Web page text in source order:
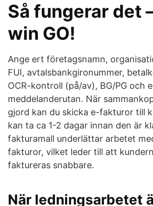
Så fungerar det
win GO!
Ange ert företagsnamn,
FUI, avtalsbankgironummer,
OCR-kontroll (på/av), BG/PG och
meddelanderutan. När
gjord kan du skicka e-fakturor till
kan ta ca 1-2 dagar innan den är
fakturamall underlättar arbetet
fakturor, vilket leder till att
faktureras snabbare.
När ledningsarbetet